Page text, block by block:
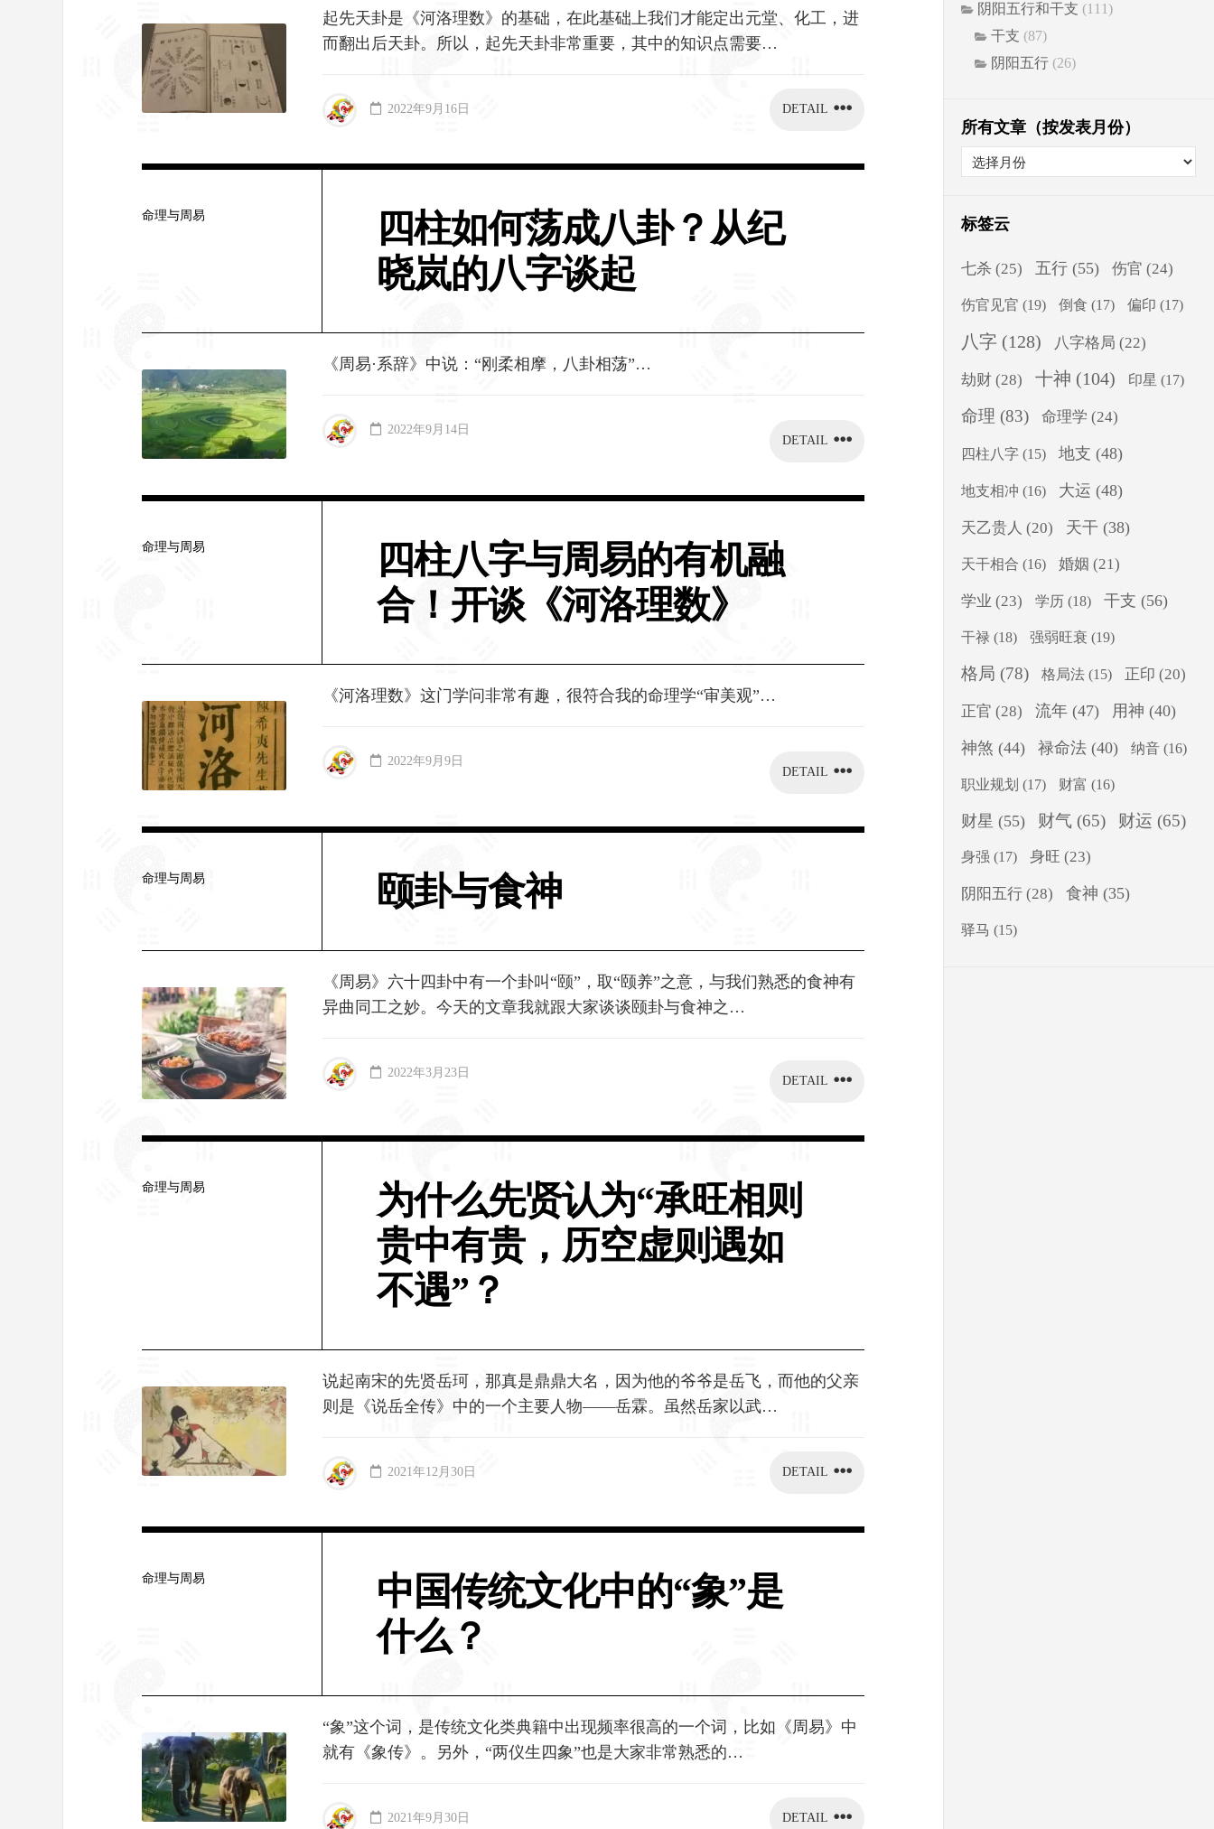
起先天卦是《河洛理数》的基础，在此基础上我们才能定出元堂、化工，进
而翻出后天卦。所以，起先天卦非常重要，其中的知识点需要…
DETAIL
2022年9月16日
命理与周易
四柱如何荡成八卦？从纪
晓岚的八字谈起
《周易·系辞》中说：“刚柔相摩，八卦相荡”…
DETAIL
2022年9月14日
命理与周易
四柱八字与周易的有机融
合！开谈《河洛理数》
《河洛理数》这门学问非常有趣，很符合我的命理学“审美观”…
DETAIL
2022年9月9日
命理与周易 颐卦与食神
《周易》六十四卦中有一个卦叫“颐”，取“颐养”之意，与我们熟悉的食神有
异曲同工之妙。今天的文章我就跟大家谈谈颐卦与食神之…
DETAIL
2022年3月23日
命理与周易
为什么先贤认为“承旺相则
贵中有贵，历空虚则遇如
不遇”？
说起南宋的先贤岳珂，那真是鼎鼎大名，因为他的爷爷是岳飞，而他的父亲
则是《说岳全传》中的一个主要人物——岳霖。虽然岳家以武…
DETAIL
2021年12月30日
命理与周易
中国传统文化中的“象”是
什么？
“象”这个词，是传统文化类典籍中出现频率很高的一个词，比如《周易》中
就有《象传》。另外，“两仪生四象”也是大家非常熟悉的…
DETAIL
2021年9月30日
阴阳五行和干支 (111)
干支 (87)
阴阳五行 (26)
所有文章（按发表月份）
标签云
七杀 (25) 五行 (55) 伤官 (24)
伤官见官 (19) 倒食 (17) 偏印 (17)
八字 (128) 八字格局 (22)
劫财 (28) 十神 (104) 印星 (17)
命理 (83) 命理学 (24)
四柱八字 (15) 地支 (48)
地支相冲 (16) 大运 (48)
天乙贵人 (20) 天干 (38)
天干相合 (16) 婚姻 (21)
学业 (23) 学历 (18) 干支 (56)
干禄 (18) 强弱旺衰 (19)
格局 (78) 格局法 (15) 正印 (20)
正官 (28) 流年 (47) 用神 (40)
神煞 (44) 禄命法 (40) 纳音 (16)
职业规划 (17) 财富 (16)
财星 (55) 财气 (65) 财运 (65)
身强 (17) 身旺 (23)
阴阳五行 (28) 食神 (35)
驿马 (15)